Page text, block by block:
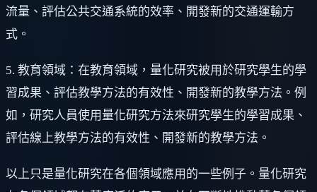
流量、評估公共交通系統的效率、開發新的交通運輸方
式。
5. 教育領域：在教育領域，量化研究被用於研究學生的學
習成果、評估教學方法的有效性、開發新的教學方法。例
如，研究人員使用量化研究方法來研究學生的學習成果、
評估線上教學方法的有效性、開發新的教學方法。
以上只是量化研究在各個領域應用的一些例子。量化研究